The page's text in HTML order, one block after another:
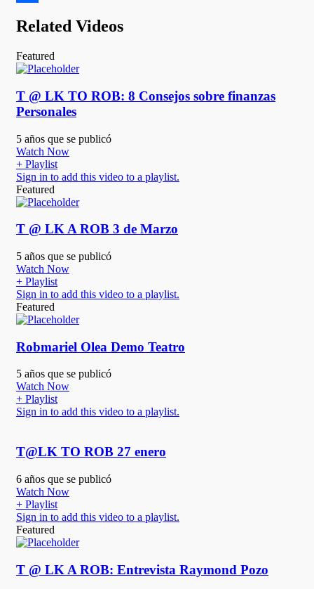
Related Videos
Featured
T @ LK TO ROB: 8 Consejos sobre finanzas
Personales
5 años que se publicó
Watch Now
+ Playlist
Sign in to add this video to a playlist.
Featured
T @ LK A ROB 3 de Marzo
5 años que se publicó
Watch Now
+ Playlist
Sign in to add this video to a playlist.
Featured
Robmariel Olea Demo Teatro
5 años que se publicó
Watch Now
+ Playlist
Sign in to add this video to a playlist.
T@LK TO ROB 27 enero
6 años que se publicó
Watch Now
+ Playlist
Sign in to add this video to a playlist.
Featured
T @ LK A ROB: Entrevista Raymond Pozo